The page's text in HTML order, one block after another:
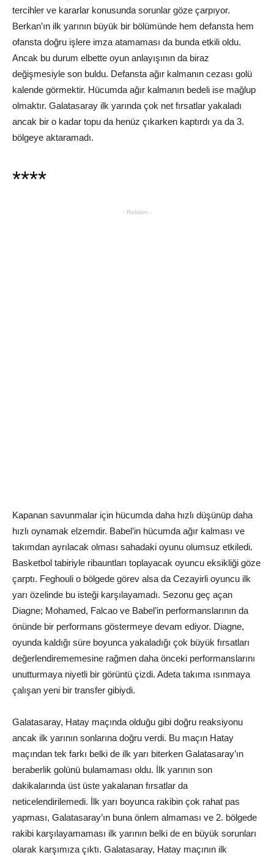
tercihler ve kararlar konusunda sorunlar göze çarpıyor.
Berkan’ın ilk yarının büyük bir bölümünde hem defansta hem
ofansta doğru işlere imza atamaması da bunda etkili oldu.
Ancak bu durum elbette oyun anlayışının da biraz
değişmesiyle son buldu. Defansta ağır kalmanın cezası golü
kalende görmektir. Hücumda ağır kalmanın bedeli ise mağlup
olmaktır. Galatasaray ilk yarında çok net fırsatlar yakaladı
ancak bir o kadar topu da henüz çıkarken kaptırdı ya da 3.
bölgeye aktaramadı.
****
- Reklam -
Kapanan savunmalar için hücumda daha hızlı düşünüp daha
hızlı oynamak elzemdir. Babel’in hücumda ağır kalması ve
takımdan ayrılacak olması sahadaki oyunu olumsuz etkiledi.
Basketbol tabiriyle ribauntları toplayacak oyuncu eksikliği göze
çarptı. Feghouli o bölgede görev alsa da Cezayirli oyuncu ilk
yarı özelinde bu isteği karşılayamadı. Sezonu geç açan
Diagne; Mohamed, Falcao ve Babel’in performanslarının da
önünde bir performans göstermeye devam ediyor. Diagne,
oyunda kaldığı süre boyunca yakaladığı çok büyük fırsatları
değerlendirememesine rağmen daha önceki performanslarını
unutturmaya niyetli bir görüntü çizdi. Adeta takıma ısınmaya
çalışan yeni bir transfer gibiydi.
Galatasaray, Hatay maçında olduğu gibi doğru reaksiyonu
ancak ilk yarının sonlarına doğru verdi. Bu maçın Hatay
maçından tek farkı belki de ilk yarı biterken Galatasaray’ın
beraberlik golünü bulamaması oldu. İlk yarının son
dakikalarında üst üste yakalanan fırsatlar da
neticelendirilemedi. İlk yarı boyunca rakibin çok rahat pas
yapması, Galatasaray’ın buna önlem almaması ve 2. bölgede
rakibi karşılayamaması ilk yarının belki de en büyük sorunları
olarak karşımıza çıktı. Galatasaray, Hatay maçının ilk